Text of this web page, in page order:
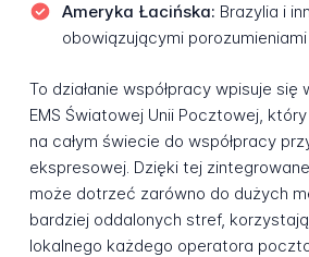
Ameryka Łacińska: Brazylia i
obowiązującymi porozumieniami
To działanie współpracy wpisuje się
EMS Światowej Unii Pocztowej,
na całym świecie do współpracy
ekspresowej. Dzięki tej
może dotrzeć zarówno do dużych
bardziej oddalonych stref,
lokalnego każdego operatora